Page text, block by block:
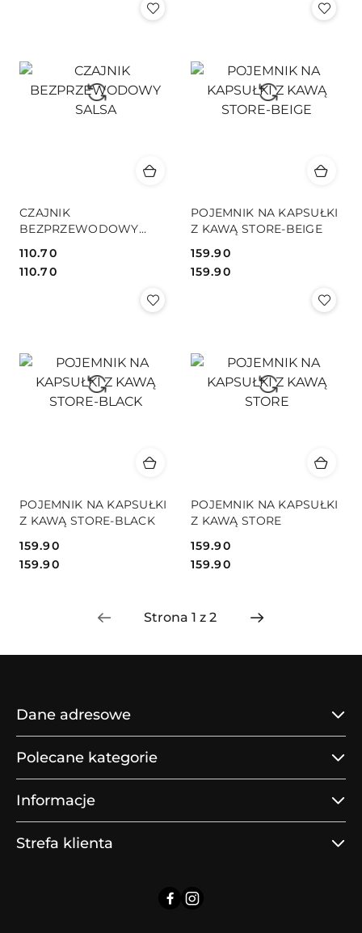
CZAJNIK
BEZPRZEWODOWY
Cena:
110.70
Cena:
110.70
POJEMNIK NA KAPSUŁKI
Z KAWĄ STORE-BEIGE
Cena:
159.90
Cena:
159.90
POJEMNIK NA KAPSUŁKI
Z KAWĄ STORE-BLACK
Cena:
159.90
Cena:
159.90
POJEMNIK NA KAPSUŁKI
Z KAWĄ STORE
Cena:
159.90
Cena:
159.90
Dane adresowe
Polecane kategorie
Informacje
Strefa klienta